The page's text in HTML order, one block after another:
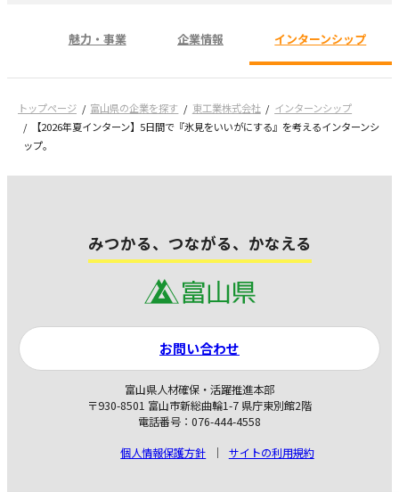
魅力・事業 企業情報 インターンシップ
トップページ 富山県の企業を探す 東工業株式会社
インターンシップ
【2026年夏インターン】5日間で『氷見をいいがにする』を考えるインターンシ
ップ。
みつかる、つながる、かなえる
富山県人材確保・活躍推進本部
〒930-8501 富山市新総曲輪1-7 県庁東別館2階
電話番号：076-444-4558
個人情報保護方針
サイトの利用規約
お問い合わせ